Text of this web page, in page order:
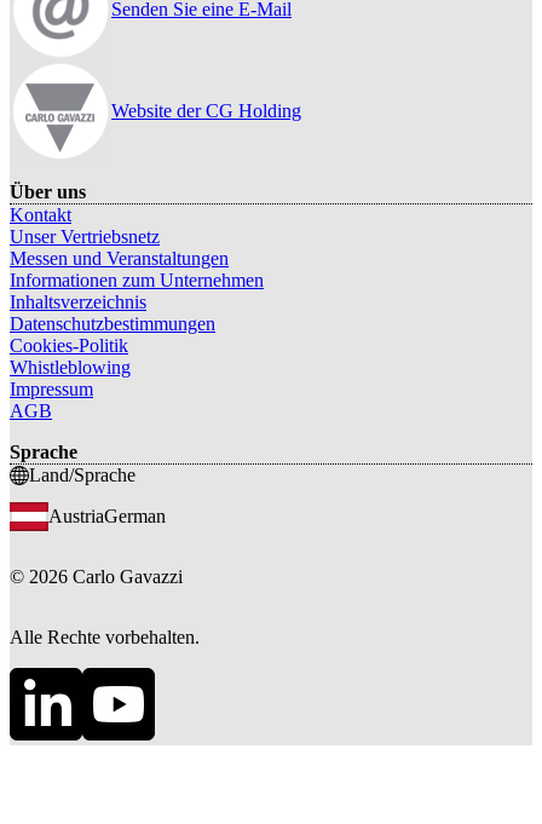
Senden Sie eine E-Mail
Website der CG Holding
Über uns
Kontakt
Unser Vertriebsnetz
Messen und Veranstaltungen
Informationen zum Unternehmen
Inhaltsverzeichnis
Datenschutzbestimmungen
Cookies-Politik
Whistleblowing
Impressum
AGB
Sprache
Land/Sprache
AustriaGerman
© 2026 Carlo Gavazzi
Alle Rechte vorbehalten.